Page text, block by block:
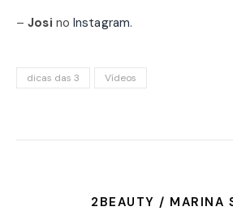
–Josi noInstagram.
dicas das 3 Vídeos
2BEAUTY / MARINA